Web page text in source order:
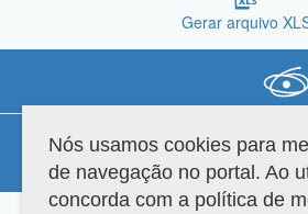
Gerar arquivo
Versão do sistema: 3.88.9 Copyright 2022
Nós usamos cookies para
de navegação no portal. Ao
concorda com a política de